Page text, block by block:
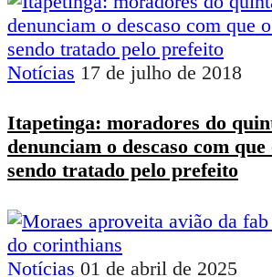
Notícias 17 de julho de 2018
Itapetinga: moradores do
denunciam o descaso com
sendo tratado pelo prefeito
Notícias 01 de abril de 2025